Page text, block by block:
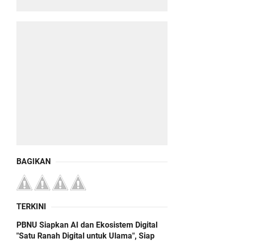
BAGIKAN
TERKINI
PBNU Siapkan AI dan Ekosistem Digital
"Satu Ranah Digital untuk Ulama", Siap